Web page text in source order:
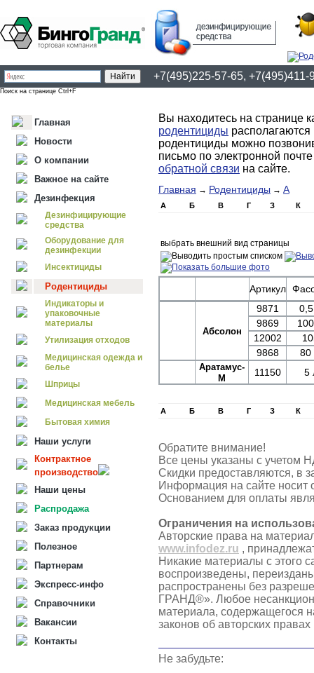
+7(495)225-57-65, +7(495)411-
Поиск на странице Ctrl+F
Главная
Новости
О компании
Важное на сайте
Дезинфекция
Дезинфицирующие
средства
Оборудование для
дезинфекции
Инсектициды
Родентициды
Индикаторы и
упаковочные
материалы
Утилизация отходов
Медицинская одежда и
белье
Шприцы
Медицинская мебель
Бытовая химия
Наши услуги
Контрактное
производство
Наши цены
Распродажа
Заказ продукции
Полезное
Партнерам
Экспресс-инфо
Справочники
Вакансии
Контакты
Вы находитесь на странице
родентициды
родентициды можно
письмо по электронной
обратной связи на сайте.
Главная → Родентициды → А
А Б В Г З К
выбрать внешний вид страницы
Артикул
Абсолон
9871
0,5
9869
12002
9868
80
Аратамус-
М
11150 5
А Б В Г З К
Обратите внимание!
Все цены указаны с учетом
Скидки предоставляются, в
Информация на сайте носит
Основанием для оплаты
Ограничения на
Авторские права на
www.infodez.ru ,
Никакие материалы с этого
воспроизведены,
распространены без
ГРАНД®». Любое
материала, содержащегося
законов об авторских
Не забудьте: